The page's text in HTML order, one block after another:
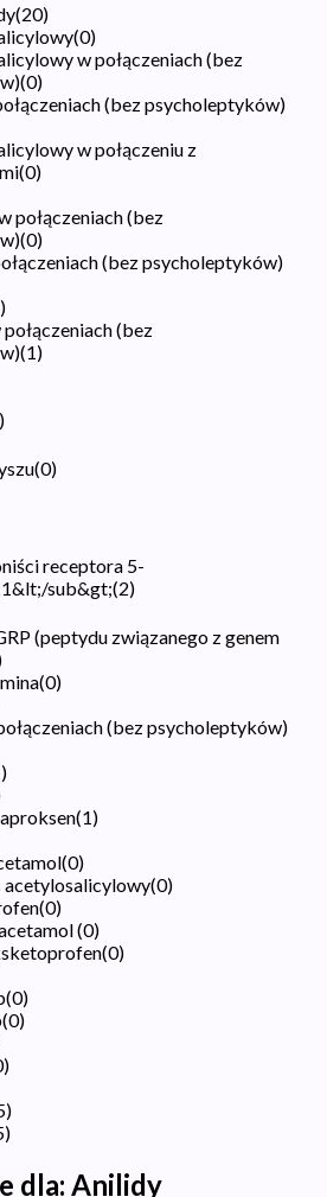
(20)
(0)
w połączeniach (bez
(0)
(bez psycholeptyków)
w połączeniu z
(0)
połączeniach (bez
(0)
(bez psycholeptyków)
)
(bez
(1)
)
(0)
receptora 5-
sub&gt;(2)
(peptydu związanego z genem
(0)
(bez psycholeptyków)
)
(1)
(0)
acetylosalicylowy(0)
(0)
(0)
(0)
(0)
(0)
)
)
)
dla: Anilidy